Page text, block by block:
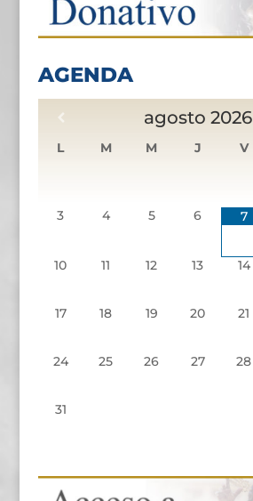
AGENDA
agosto 2026
L M M J V
3 4 5 6 7
10 11 12 13 14
17 18 19 20 21
24 25 26 27 28
31